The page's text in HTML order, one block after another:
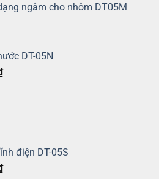
ngâm cho nhôm DT05M
DT-05N
điện DT-05S